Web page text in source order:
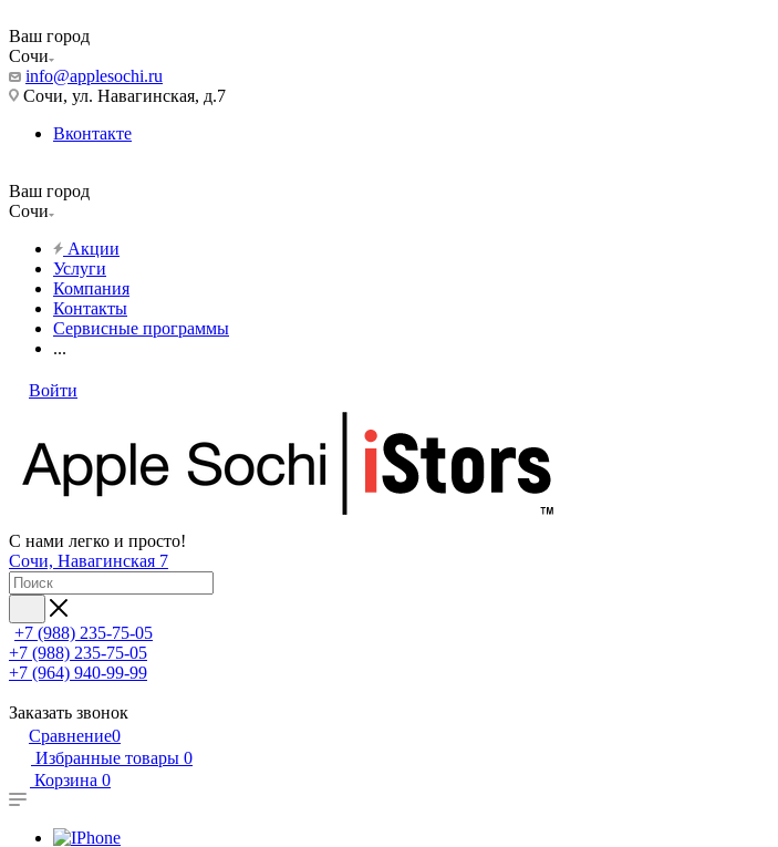
Ваш город
Сочи
info@applesochi.ru
Сочи, ул. Навагинская, д.7
Вконтакте
Ваш город
Сочи
Акции
Услуги
Компания
Контакты
Сервисные программы
...
Войти
С нами легко и просто!
Сочи, Навагинская 7
+7 (988) 235-75-05
+7 (988) 235-75-05
+7 (964) 940-99-99
Заказать звонок
Сравнение0
Избранные товары 0
Корзина 0